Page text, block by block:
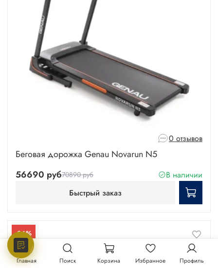
0 отзывов
Беговая дорожка Genau Novarun N5
56690 руб70890 руб
В наличии
Быстрый заказ
-26%
Главная Поиск Корзина Избранное Профиль